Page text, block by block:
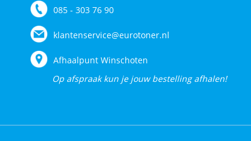
085 - 303 76 90
klantenservice@eurotoner.nl
Afhaalpunt Winschoten
Op afspraak kun je jouw bestelling afhalen!